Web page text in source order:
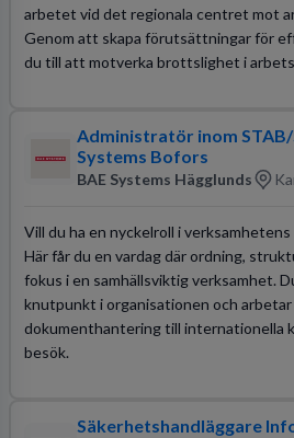
arbetet vid det regionala centret mot
Genom att skapa förutsättningar för
du till att motverka brottslighet i
Administratör inom
Systems Bofors
BAE Systems Hägglunds
Vill du ha en nyckelroll i
Här får du en vardag där ordning,
fokus i en samhällsviktig verksamhet.
knutpunkt i organisationen och arbetar
dokumenthantering till internationella
besök.
Säkerhetshandläggare